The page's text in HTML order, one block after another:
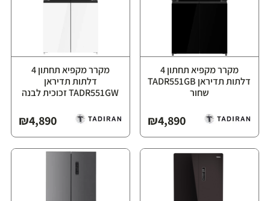
מקרר מקפיא תחתון 4
דלתות תדיראן TADR551GB
שחור
₪4,890
מקרר מקפיא תחתון 4
דלתות תדיראן
TADR551GW זכוכית לבנה
₪4,890